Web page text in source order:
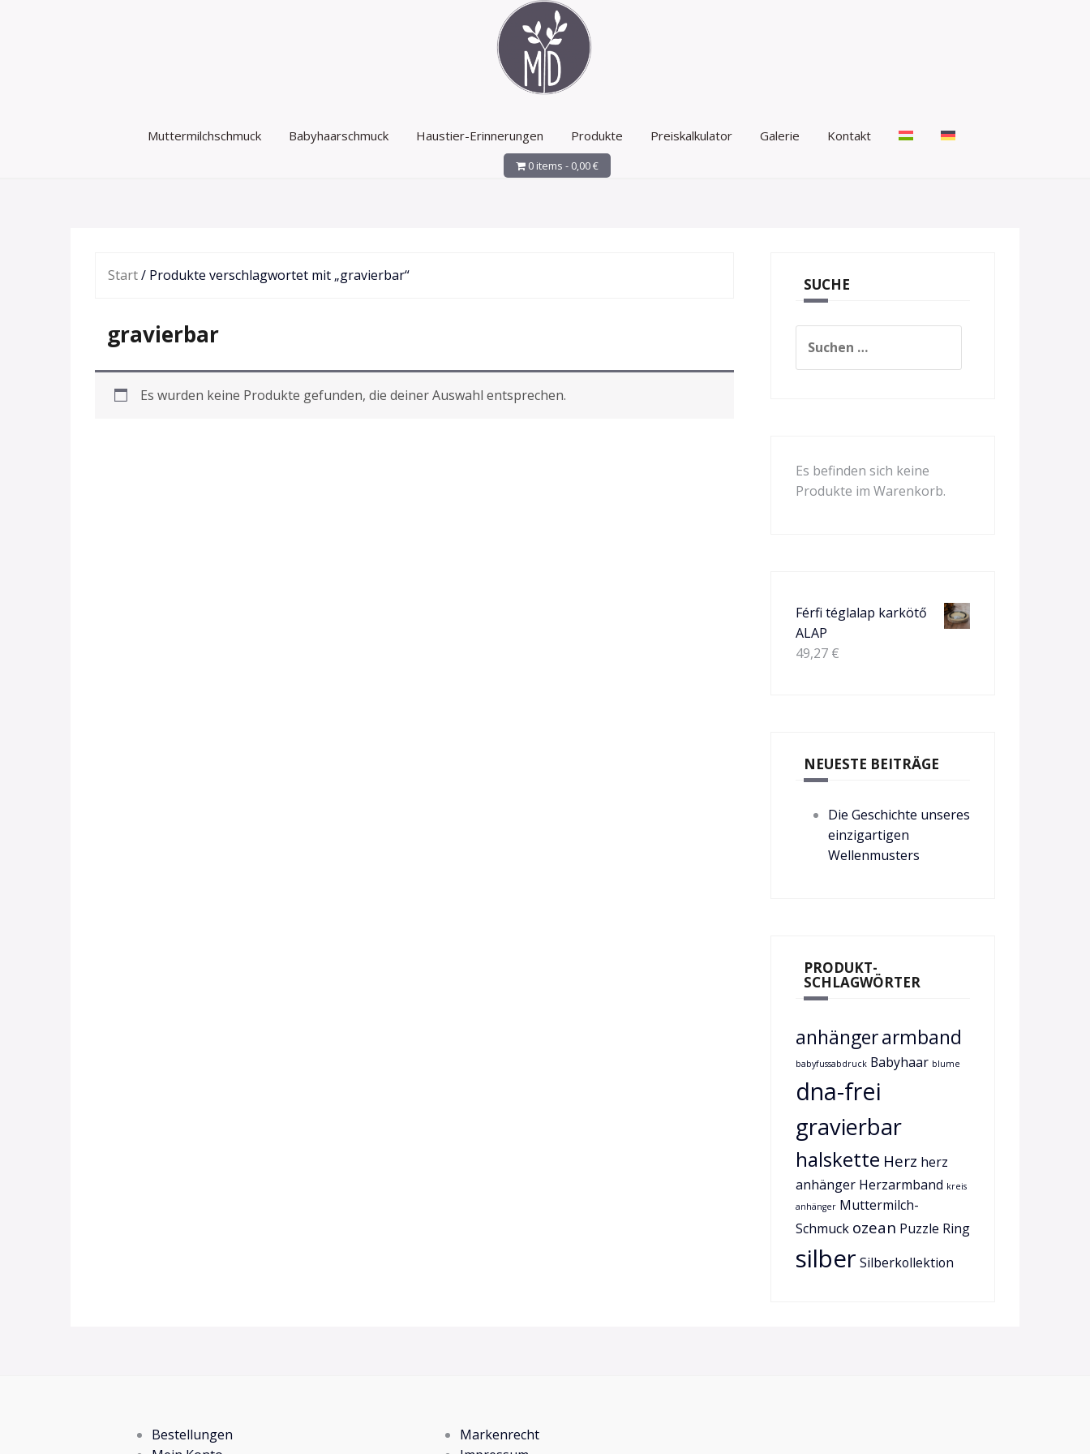
Muttermilchschmuck Babyhaarschmuck Haustier-Erinnerungen Produkte Preiskalkulator Galerie Kontakt
0 items - 0,00€
Start/ Produkte verschlagwortet mit „gravierbar“
gravierbar
Es wurden keine Produkte gefunden, die deiner Auswahl entsprechen.
SUCHE
nach:
Es befinden sich keine
Produkte im Warenkorb.
Férfi téglalap karkötő
ALAP
49,27 €
NEUESTE BEITRÄGE
Die Geschichte unseres
einzigartigen
Wellenmusters
PRODUKT-
SCHLAGWÖRTER
anhängerarmband
babyfussabdruck Babyhaar blume
dna-frei
gravierbar
halskette Herz herz
anhänger Herzarmband kreis
anhänger Muttermilch-
Schmuck ozean Puzzle Ring
silber Silberkollektion
Bestellungen
Markenrecht